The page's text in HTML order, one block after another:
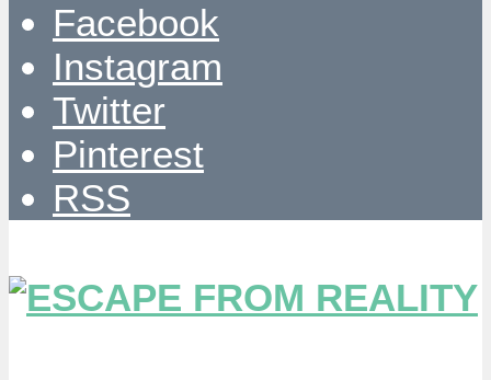
Facebook
Instagram
Twitter
Pinterest
RSS